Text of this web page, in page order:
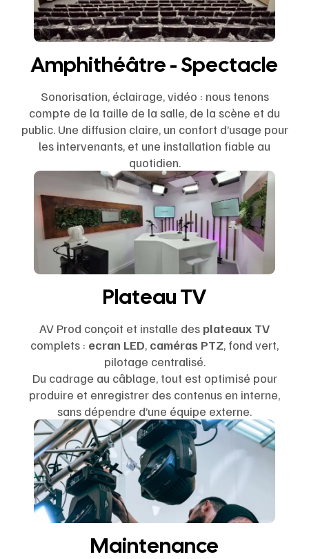
Amphithéâtre - Spectacle
Sonorisation, éclairage, vidéo : nous tenons
compte de la taille de la salle, de la scène et du
public. Une diffusion claire, un confort d’usage pour
les intervenants, et une installation fiable au
quotidien.
Plateau TV
AV Prod conçoit et installe des plateaux TV
complets : ecran LED, caméras PTZ, fond vert,
pilotage centralisé.
Du cadrage au câblage, tout est optimisé pour
produire et enregistrer des contenus en interne,
sans dépendre d’une équipe externe.
Maintenance